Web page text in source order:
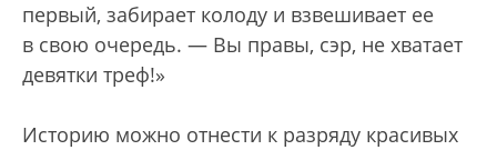
первый, забирает колоду и взвешивает ее
в свою очередь. — Вы правы, сэр, не хватает
девятки треф!»
Историю можно отнести к разряду красивых